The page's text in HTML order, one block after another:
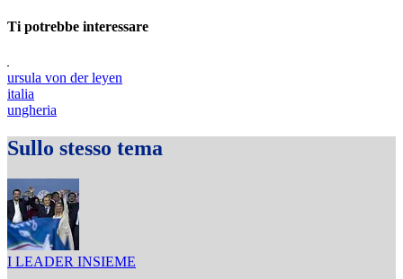
Ti potrebbe interessare
ursula von der leyen
italia
ungheria
Sullo stesso tema
I LEADER INSIEME